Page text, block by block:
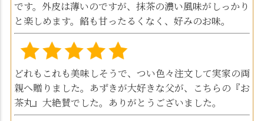
です。外皮は薄いのですが、抹茶の濃い風味がしっかり
と楽しめます。餡も甘ったるくなく、好みのお味。
どれもこれも美味しそうで、つい色々注文して実家の両
親へ贈りました。あずきが大好きな父が、こちらの『お
茶丸』大絶賛でした。ありがとうございました。